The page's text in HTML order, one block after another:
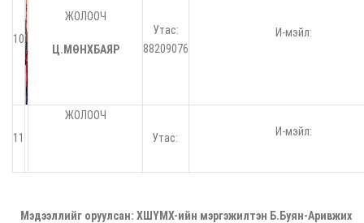
10
ЖОЛООЧ
Ц.МӨНХБАЯР
Утас:
88209076
И-мэйл:
11
ЖОЛООЧ
Утас:
И-мэйл:
Мэдээллийг оруулсан: ХШҮМХ-ийн мэргэжилтэн Б.Буян-Аривжих